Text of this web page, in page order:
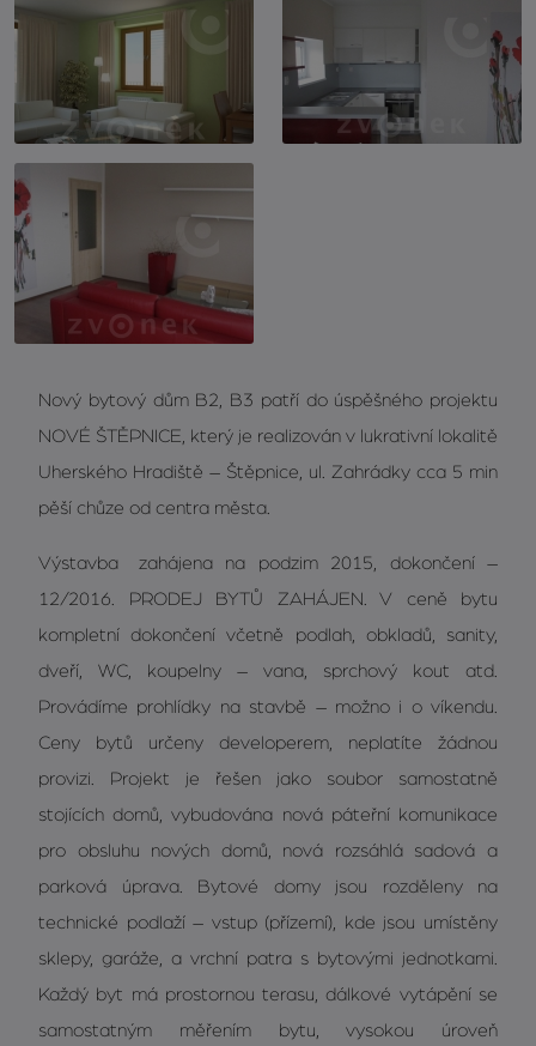
Nový bytový dům B2, B3 patří do úspěšného projektu
NOVÉ ŠTĚPNICE, který je realizován v lukrativní lokalitě
Uherského Hradiště – Štěpnice, ul. Zahrádky cca 5 min
pěší chůze od centra města.
Výstavba zahájena na podzim 2015, dokončení –
12/2016. PRODEJ BYTŮ ZAHÁJEN. V ceně bytu
kompletní dokončení včetně podlah, obkladů, sanity,
dveří, WC, koupelny – vana, sprchový kout atd.
Provádíme prohlídky na stavbě – možno i o víkendu.
Ceny bytů určeny developerem, neplatíte žádnou
provizi. Projekt je řešen jako soubor samostatně
stojících domů, vybudována nová páteřní komunikace
pro obsluhu nových domů, nová rozsáhlá sadová a
parková úprava. Bytové domy jsou rozděleny na
technické podlaží – vstup (přízemí), kde jsou umístěny
sklepy, garáže, a vrchní patra s bytovými jednotkami.
Každý byt má prostornou terasu, dálkové vytápění se
samostatným měřením bytu, vysokou úroveň